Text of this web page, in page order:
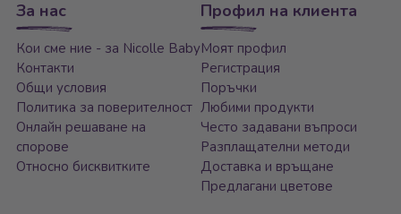
висококачествени материали, с внимание към всеки детайл и
съобразени с нуждите на съвременните родители. Независимо
дали обзавеждате първата бебешка стая или търсите растящо
легло, тук ще откриете модел, който съчетава стил, удобство и
надеждност.
Богат избор от бебешки легла и кошари
Различни размери и функционални конфигурации
Практични модели с чекмеджета и място за съхранение
Възможност за цялостно обзавеждане на детската стая
Безплатна доставка до адрес в цялата страна
За нас
Кои сме ние - за Nicolle Baby
Контакти
Общи условия
Политика за поверителност
Онлайн решаване на
спорове
Относно бисквитките
Профил на клиента
Моят профил
Регистрация
Поръчки
Любими продукти
Често задавани въпроси
Разплащателни методи
Доставка и връщане
Предлагани цветове